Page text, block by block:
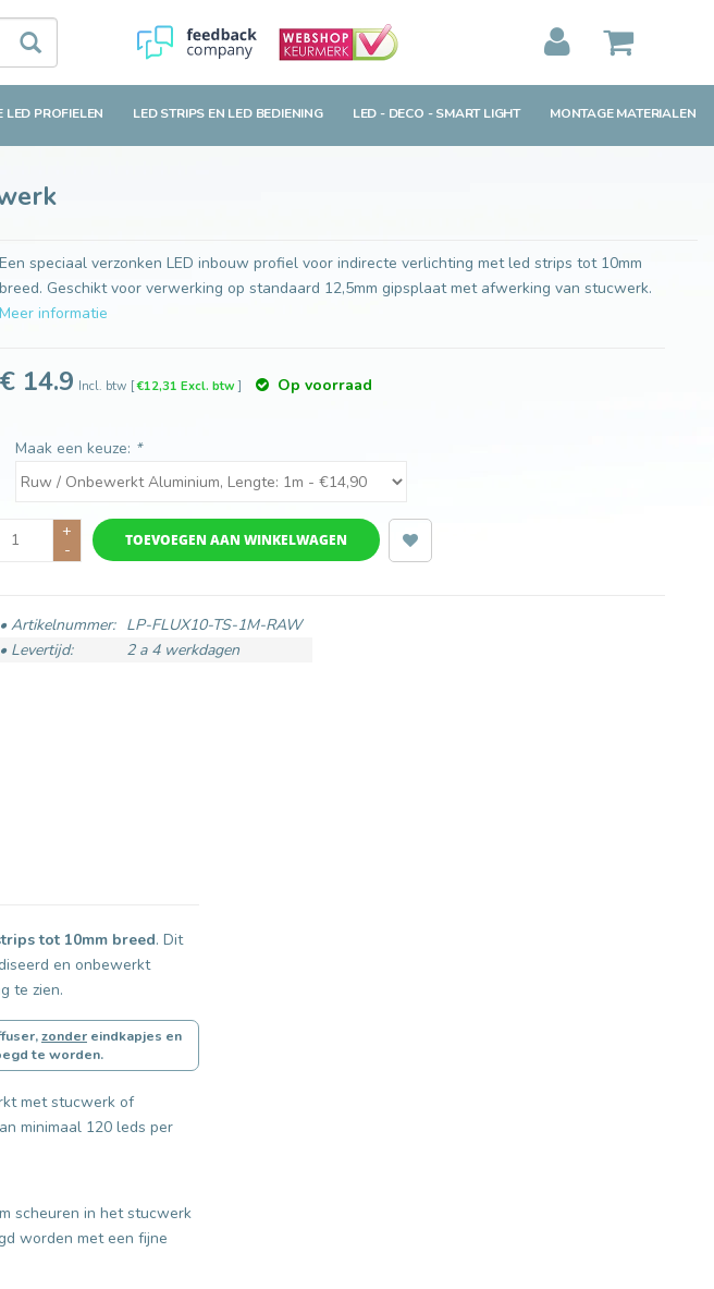
LED PROFIELEN LED STRIPS EN LED BEDIENING LED - DECO - SMART LIGHT MONTAGE MATERIALEN
Een speciaal verzonken LED inbouw profiel voor indirecte verlichting met led strips tot 10mm
breed. Geschikt voor verwerking op standaard 12,5mm gipsplaat met afwerking van stucwerk.
Meer informatie
€ 14.9 Incl. btw [€12,31 Excl. btw] Op voorraad
Maak een keuze: *
+
-
TOEVOEGEN AAN WINKELWAGEN
• Artikelnummer: LP-FLUX10-TS-1M-RAW
• Levertijd:
2 a 4 werkdagen
tot 10mm breed. Dit
en onbewerkt
te zien.
zonder eindkapjes en
te worden.
met stucwerk of
minimaal 120 leds per
scheuren in het stucwerk
worden met een fijne